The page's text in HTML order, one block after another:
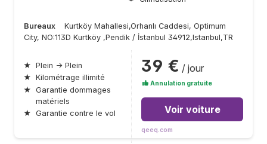
Bureaux
Kurtköy Mahallesi,Orhanlı Caddesi, Optimum
City, NO:113D Kurtköy ,Pendik / İstanbul 34912,Istanbul,TR
★ Plein → Plein
★ Kilométrage illimité
★ Garantie dommages
matériels
★ Garantie contre le vol
39 € / jour
Annulation gratuite
Voir voiture
qeeq.com